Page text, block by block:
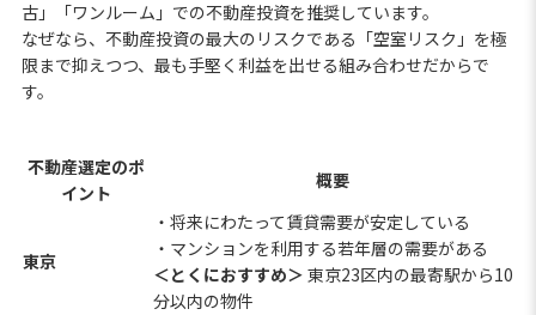
古」「ワンルーム」での不動産投資を推奨しています。
なぜなら、不動産投資の最大のリスクである「空室リスク」を極
限まで抑えつつ、最も手堅く利益を出せる組み合わせだからで
す。
不動産選定のポ
イント
概要
東京
・将来にわたって賃貸需要が安定している
・マンションを利用する若年層の需要がある
＜とくにおすすめ＞ 東京23区内の最寄駅から10
分以内の物件